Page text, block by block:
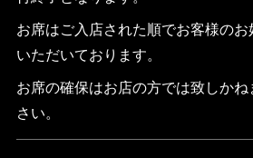
お席はご入店された順でお客様のお
いただいております。
お席の確保はお店の方では致しか
さい。